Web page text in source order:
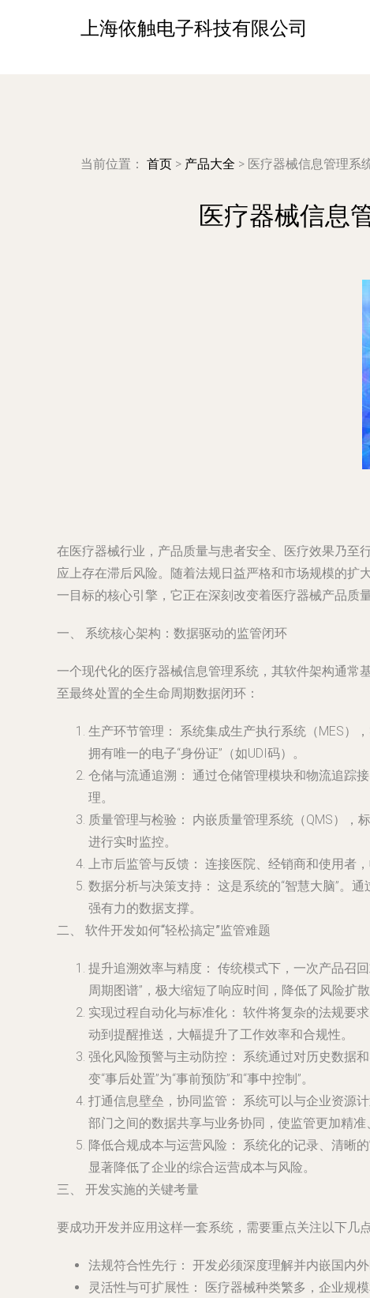
上海依触电子科技有限公司
当前位置： 首页 > 产品大全 > 医疗器械信息管理系
医疗器械信息
在医疗器械行业，产品质量与患者安全、医疗效果乃至
应上存在滞后风险。随着法规日益严格和市场规模的
一目标的核心引擎，它正在深刻改变着医疗器械产品质
一、 系统核心架构：数据驱动的监管闭环
一个现代化的医疗器械信息管理系统，其软件架构通常
至最终处置的全生命周期数据闭环：
生产环节管理：
系统集成生产执行系统（MES）
拥有唯一的电子“身份证”（如UDI码）。
仓储与流通追溯： 通过仓储管理模块和物流追踪
理。
质量管理与检验：
内嵌质量管理系统（QMS），
进行实时监控。
上市后监管与反馈： 连接医院、经销商和使用者
数据分析与决策支持： 这是系统的“智慧大脑”。
强有力的数据支撑。
二、 软件开发如何“轻松搞定”监管难题
提升追溯效率与精度： 传统模式下，一次产品召
周期图谱”，极大缩短了响应时间，降低了风险扩散
实现过程自动化与标准化： 软件将复杂的法规要
动到提醒推送，大幅提升了工作效率和合规性。
强化风险预警与主动防控：
系统通过对历史数据
变“事后处置”为“事前预防”和“事中控制”。
打通信息壁垒，协同监管：
系统可以与企业资源
部门之间的数据共享与业务协同，使监管更加精准
降低合规成本与运营风险：
系统化的记录、清晰
显著降低了企业的综合运营成本与风险。
三、 开发实施的关键考量
要成功开发并应用这样一套系统，需要重点关注以下几点
法规符合性先行： 开发必须深度理解并内嵌国内
灵活性与可扩展性：
医疗器械种类繁多，企业规